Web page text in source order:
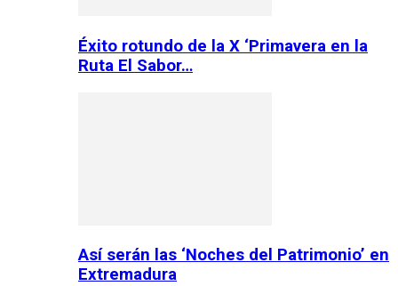
Éxito rotundo de la X ‘Primavera en la
Ruta El Sabor…
Así serán las ‘Noches del Patrimonio’ en
Extremadura